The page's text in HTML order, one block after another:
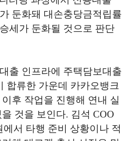
둔화돼 대손충당금적립률
세가 둔화될 것으로 판단
출 인프라에 주택담보대출
합류한 가운데 카카오뱅크
후 작업을 진행해 연내 실
것을 보인다. 김석 COO
서 타행 준비 상황이나 적